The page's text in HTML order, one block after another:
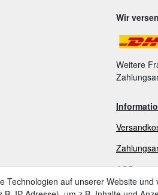
Wir
Weitere
AGB
Technologien auf unserer Website